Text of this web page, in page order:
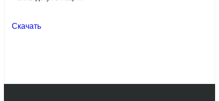
Скачать